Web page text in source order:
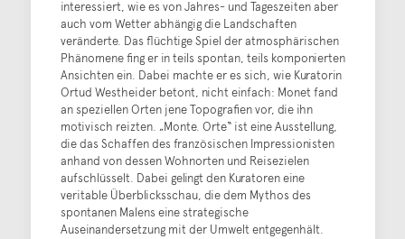
interessiert, wie es von Jahres- und Tageszeiten aber
auch vom Wetter abhängig die Landschaften
veränderte. Das flüchtige Spiel der atmosphärischen
Phänomene fing er in teils spontan, teils komponierten
Ansichten ein. Dabei machte er es sich, wie Kuratorin
Ortud Westheider betont, nicht einfach: Monet fand
an speziellen Orten jene Topografien vor, die ihn
motivisch reizten. „Monte. Orte“ ist eine Ausstellung,
die das Schaffen des französischen Impressionisten
anhand von dessen Wohnorten und Reisezielen
aufschlüsselt. Dabei gelingt den Kuratoren eine
veritable Überblicksschau, die dem Mythos des
spontanen Malens eine strategische
Auseinandersetzung mit der Umwelt entgegenhält.